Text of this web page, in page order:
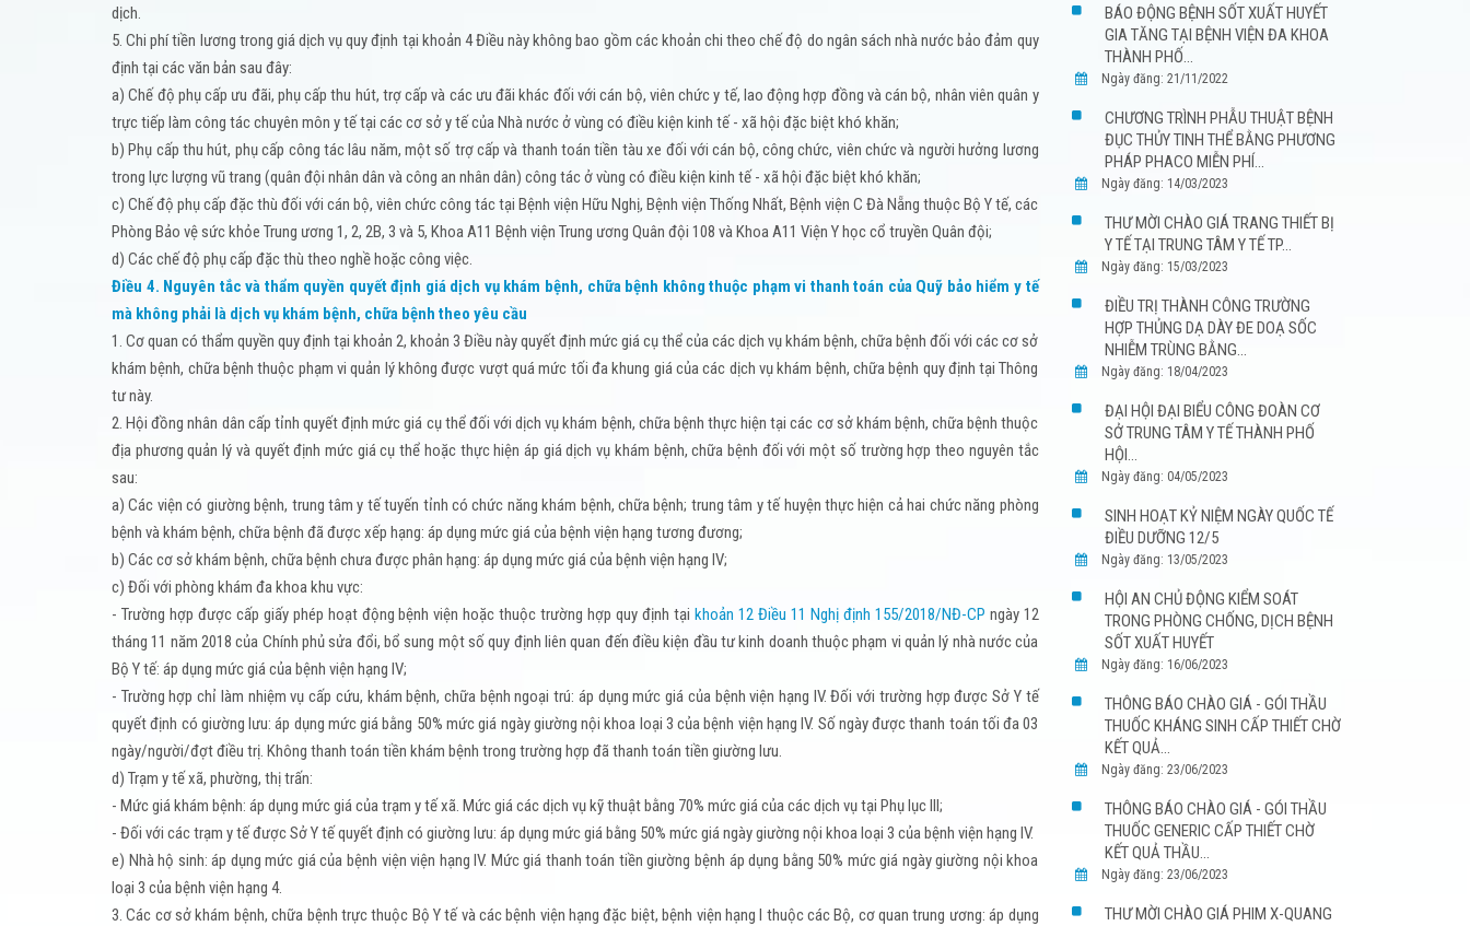
dịch.
5. Chi phí tiền lương trong giá dịch vụ quy định tại khoản 4 Điều này không bao gồm các khoản chi theo chế độ do ngân sách nhà nước bảo đảm quy
định tại các văn bản sau đây:
a) Chế độ phụ cấp ưu đãi, phụ cấp thu hút, trợ cấp và các ưu đãi khác đối với cán bộ, viên chức y tế, lao động hợp đồng và cán bộ, nhân viên quân y
trực tiếp làm công tác chuyên môn y tế tại các cơ sở y tế của Nhà nước ở vùng có điều kiện kinh tế - xã hội đặc biệt khó khăn;
b) Phụ cấp thu hút, phụ cấp công tác lâu năm, một số trợ cấp và thanh toán tiền tàu xe đối với cán bộ, công chức, viên chức và người hưởng lương
trong lực lượng vũ trang (quân đội nhân dân và công an nhân dân) công tác ở vùng có điều kiện kinh tế - xã hội đặc biệt khó khăn;
c) Chế độ phụ cấp đặc thù đối với cán bộ, viên chức công tác tại Bệnh viện Hữu Nghị, Bệnh viện Thống Nhất, Bệnh viện C Đà Nẵng thuộc Bộ Y tế, các
Phòng Bảo vệ sức khỏe Trung ương 1, 2, 2B, 3 và 5, Khoa A11 Bệnh viện Trung ương Quân đội 108 và Khoa A11 Viện Y học cổ truyền Quân đội;
d) Các chế độ phụ cấp đặc thù theo nghề hoặc công việc.
Điều 4. Nguyên tắc và thẩm quyền quyết định giá dịch vụ khám bệnh, chữa bệnh không thuộc phạm vi thanh toán của Quỹ bảo hiểm y tế
mà không phải là dịch vụ khám bệnh, chữa bệnh theo yêu cầu
1. Cơ quan có thẩm quyền quy định tại khoản 2, khoản 3 Điều này quyết định mức giá cụ thể của các dịch vụ khám bệnh, chữa bệnh đối với các cơ sở
khám bệnh, chữa bệnh thuộc phạm vi quản lý không được vượt quá mức tối đa khung giá của các dịch vụ khám bệnh, chữa bệnh quy định tại Thông
tư này.
2. Hội đồng nhân dân cấp tỉnh quyết định mức giá cụ thể đối với dịch vụ khám bệnh, chữa bệnh thực hiện tại các cơ sở khám bệnh, chữa bệnh thuộc
địa phương quản lý và quyết định mức giá cụ thể hoặc thực hiện áp giá dịch vụ khám bệnh, chữa bệnh đối với một số trường hợp theo nguyên tắc
sau:
a) Các viện có giường bệnh, trung tâm y tế tuyến tỉnh có chức năng khám bệnh, chữa bệnh; trung tâm y tế huyện thực hiện cả hai chức năng phòng
bệnh và khám bệnh, chữa bệnh đã được xếp hạng: áp dụng mức giá của bệnh viện hạng tương đương;
b) Các cơ sở khám bệnh, chữa bệnh chưa được phân hạng: áp dụng mức giá của bệnh viện hạng IV;
c) Đối với phòng khám đa khoa khu vực:
- Trường hợp được cấp giấy phép hoạt động bệnh viện hoặc thuộc trường hợp quy định tại khoản 12 Điều 11 Nghị định 155/2018/NĐ-CP ngày 12
tháng 11 năm 2018 của Chính phủ sửa đổi, bổ sung một số quy định liên quan đến điều kiện đầu tư kinh doanh thuộc phạm vi quản lý nhà nước của
Bộ Y tế: áp dụng mức giá của bệnh viện hạng IV;
- Trường hợp chỉ làm nhiệm vụ cấp cứu, khám bệnh, chữa bệnh ngoại trú: áp dụng mức giá của bệnh viện hạng IV. Đối với trường hợp được Sở Y tế
quyết định có giường lưu: áp dụng mức giá bằng 50% mức giá ngày giường nội khoa loại 3 của bệnh viện hạng IV. Số ngày được thanh toán tối đa 03
ngày/người/đợt điều trị. Không thanh toán tiền khám bệnh trong trường hợp đã thanh toán tiền giường lưu.
d) Trạm y tế xã, phường, thị trấn:
- Mức giá khám bệnh: áp dụng mức giá của trạm y tế xã. Mức giá các dịch vụ kỹ thuật bằng 70% mức giá của các dịch vụ tại Phụ lục III;
- Đối với các trạm y tế được Sở Y tế quyết định có giường lưu: áp dụng mức giá bằng 50% mức giá ngày giường nội khoa loại 3 của bệnh viện hạng IV.
e) Nhà hộ sinh: áp dụng mức giá của bệnh viện viện hạng IV. Mức giá thanh toán tiền giường bệnh áp dụng bằng 50% mức giá ngày giường nội khoa
loại 3 của bệnh viện hạng 4.
3. Các cơ sở khám bệnh, chữa bệnh trực thuộc Bộ Y tế và các bệnh viện hạng đặc biệt, bệnh viện hạng I thuộc các Bộ, cơ quan trung ương: áp dụng
BÁO ĐỘNG BỆNH SỐT XUẤT HUYẾT
GIA TĂNG TẠI BỆNH VIỆN ĐA KHOA
THÀNH PHỐ...
Ngày đăng: 21/11/2022
CHƯƠNG TRÌNH PHẪU THUẬT BỆNH
ĐỤC THỦY TINH THỂ BẰNG PHƯƠNG
PHÁP PHACO MIỄN PHÍ...
Ngày đăng: 14/03/2023
THƯ MỜI CHÀO GIÁ TRANG THIẾT BỊ
Y TẾ TẠI TRUNG TÂM Y TẾ TP...
Ngày đăng: 15/03/2023
ĐIỀU TRỊ THÀNH CÔNG TRƯỜNG
HỢP THỦNG DẠ DÀY ĐE DOẠ SỐC
NHIỄM TRÙNG BẰNG...
Ngày đăng: 18/04/2023
ĐẠI HỘI ĐẠI BIỂU CÔNG ĐOÀN CƠ
SỞ TRUNG TÂM Y TẾ THÀNH PHỐ
HỘI...
Ngày đăng: 04/05/2023
SINH HOẠT KỶ NIỆM NGÀY QUỐC TẾ
ĐIỀU DƯỠNG 12/5
Ngày đăng: 13/05/2023
HỘI AN CHỦ ĐỘNG KIỂM SOÁT
TRONG PHÒNG CHỐNG, DỊCH BỆNH
SỐT XUẤT HUYẾT
Ngày đăng: 16/06/2023
THÔNG BÁO CHÀO GIÁ - GÓI THẦU
THUỐC KHÁNG SINH CẤP THIẾT CHỜ
KẾT QUẢ...
Ngày đăng: 23/06/2023
THÔNG BÁO CHÀO GIÁ - GÓI THẦU
THUỐC GENERIC CẤP THIẾT CHỜ
KẾT QUẢ THẦU...
Ngày đăng: 23/06/2023
THƯ MỜI CHÀO GIÁ PHIM X-QUANG